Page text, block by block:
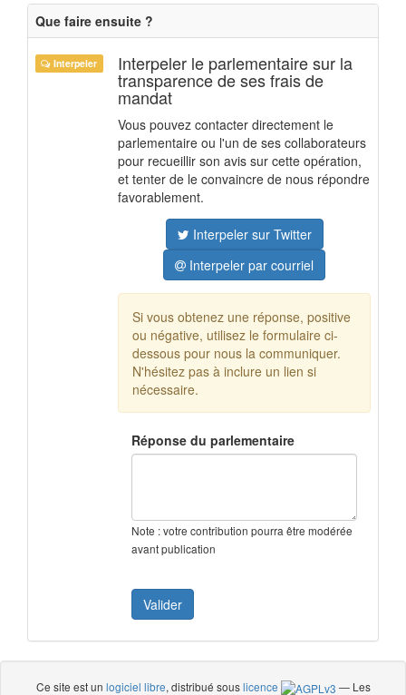
Que faire ensuite ?
Interpeler Interpeler le parlementaire sur la
transparence de ses frais de
mandat
Vous pouvez contacter directement le
parlementaire ou l'un de ses collaborateurs
pour recueillir son avis sur cette opération,
et tenter de le convaincre de nous répondre
favorablement.
Interpeler sur Twitter
Interpeler par courriel
Si vous obtenez une réponse, positive
ou négative, utilisez le formulaire ci-
dessous pour nous la communiquer.
N'hésitez pas à inclure un lien si
nécessaire.
Réponse du parlementaire
Note : votre contribution pourra être modérée
avant publication
Ce site est un logiciel libre, distribué souslicence
— Les